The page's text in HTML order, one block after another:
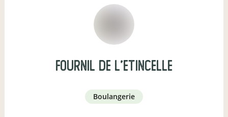
Fournil de l'Etincelle
boulangerie